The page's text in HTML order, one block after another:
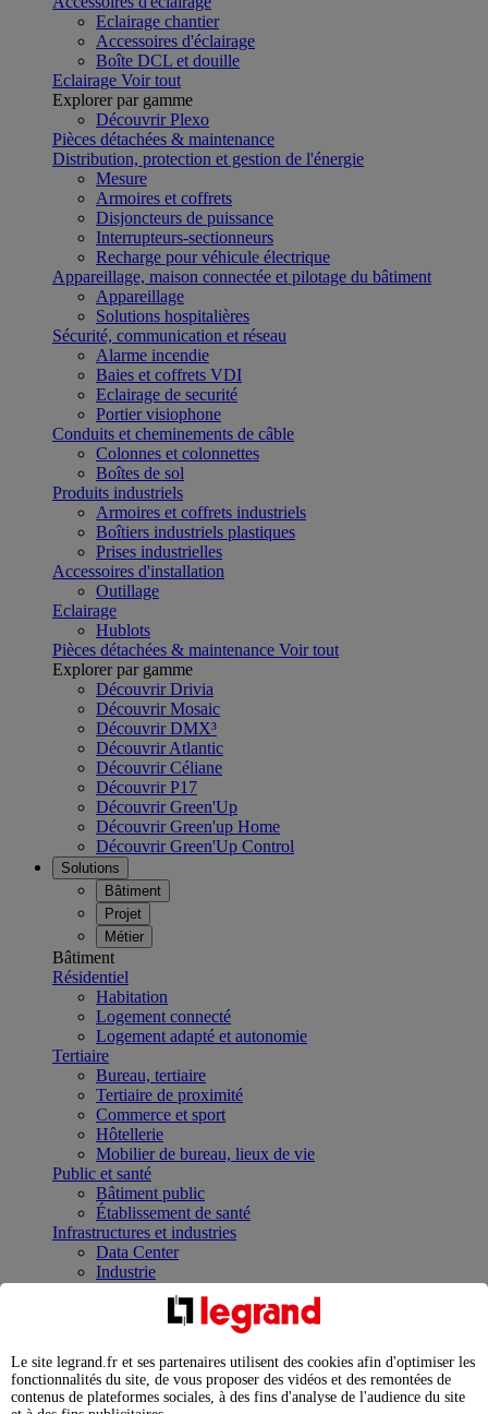
Eclairage chantier
Accessoires d'éclairage
Boîte DCL et douille
Eclairage Voir tout
Explorer par gamme
Découvrir Plexo
Pièces détachées & maintenance
Distribution, protection et gestion de l'énergie
Mesure
Armoires et coffrets
Disjoncteurs de puissance
Interrupteurs-sectionneurs
Recharge pour véhicule électrique
Appareillage, maison connectée et pilotage du bâtiment
Appareillage
Solutions hospitalières
Sécurité, communication et réseau
Alarme incendie
Baies et coffrets VDI
Eclairage de securité
Portier visiophone
Conduits et cheminements de câble
Colonnes et colonnettes
Boîtes de sol
Produits industriels
Armoires et coffrets industriels
Boîtiers industriels plastiques
Prises industrielles
Accessoires d'installation
Outillage
Eclairage
Hublots
Pièces détachées & maintenance Voir tout
Explorer par gamme
Découvrir Drivia
Découvrir Mosaic
Découvrir DMX³
Découvrir Atlantic
Découvrir Céliane
Découvrir P17
Découvrir Green'Up
Découvrir Green'up Home
Découvrir Green'Up Control
Solutions
Bâtiment
Projet
Métier
Bâtiment
Résidentiel
Habitation
Logement connecté
Logement adapté et autonomie
Tertiaire
Bureau, tertiaire
Tertiaire de proximité
Commerce et sport
Hôtellerie
Mobilier de bureau, lieux de vie
Public et santé
Bâtiment public
Établissement de santé
Infrastructures et industries
Data Center
Industrie
Infrastructures
Contrôler et planifier le fonctionnement des appareils
Répartir et optimiser son tableau électrique
Legrand Data Center Solutions : concentrer les
expertises au service de vos performances
Le site legrand.fr et ses partenaires utilisent des cookies afin d'optimiser les
fonctionnalités du site, de vous proposer des vidéos et des remontées de
contenus de plateformes sociales, à des fins d'analyse de l'audience du site